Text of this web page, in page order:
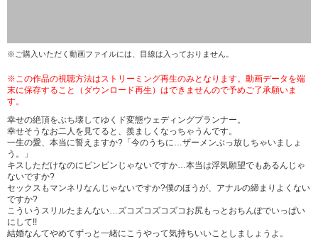
※ご購入いただく動画ファイルには、目線は入っておりません。
※この作品の視聴方法はストリーミング再生のみとなります。動画データを端
末に保存すること（ダウンロード再生）はできませんので予めご了承願いま
す。
幸せの絶頂をぶち壊してゆくド変態ウェディングプランナー。
幸せそうなお二人を見てると、羨ましくなっちゃうんです。
一生の愛、本当に誓えますか?「今のうちに…ザーメンぶっ放しちゃいましょ
う。」
キスしただけなのにビンビンじゃないですか…本当は浮気願望でもあるんじゃ
ないですか?
セックスもマンネリなんじゃないですか?僕のほうが、アナルの締まりよくない
ですか?
こういうスリルたまんない…ズコズコズコズコお尻もっとおちんぽでいっぱい
にして!!
結婚なんてやめてずっと一緒にこうやって気持ちいいことしましょうよ。